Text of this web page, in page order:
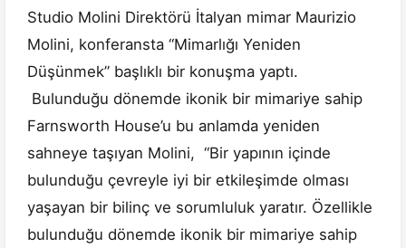
Studio Molini Direktörü İtalyan mimar Maurizio
Molini, konferansta “Mimarlığı Yeniden
Düşünmek” başlıklı bir konuşma yaptı.
Bulunduğu dönemde ikonik bir mimariye sahip
Farnsworth House’u bu anlamda yeniden
sahneye taşıyan Molini, “Bir yapının içinde
bulunduğu çevreyle iyi bir etkileşimde olması
yaşayan bir bilinç ve sorumluluk yaratır. Özellikle
bulunduğu dönemde ikonik bir mimariye sahip